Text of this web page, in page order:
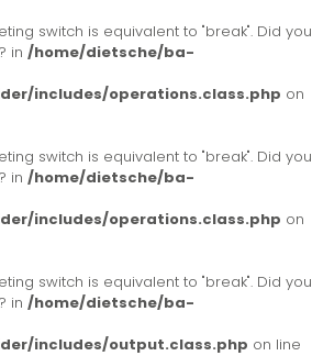
switch is equivalent to "break". Did you
in /home/dietsche/ba-
includes/operations.class.php on
switch is equivalent to "break". Did you
in /home/dietsche/ba-
includes/operations.class.php on
switch is equivalent to "break". Did you
in /home/dietsche/ba-
includes/output.class.php on line